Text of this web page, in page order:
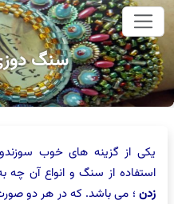
اصلی
سنگ
یکی از گزینه های خوب
استفاده از سنگ و انواع آن چه
زدن ؛ می باشد. که در هر دو